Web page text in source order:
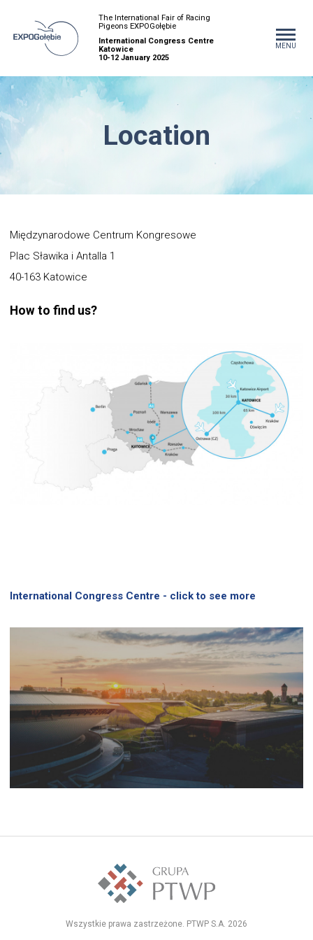
The International Fair of Racing
Pigeons EXPOGołębie
International Congress Centre
Katowice
10-12 January 2025
MENU
Location
Międzynarodowe Centrum Kongresowe
Plac Sławika i Antalla 1
40-163 Katowice
How to find us?
International Congress Centre - click to see more
Wszystkie prawa zastrzeżone. PTWP S.A. 2026